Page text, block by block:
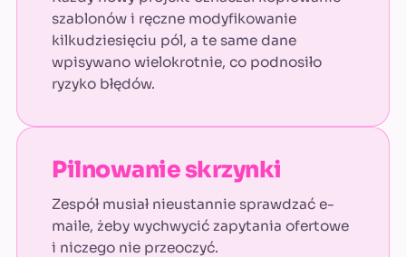
szablonów i ręczne modyfikowanie
kilkudziesięciu pól, a te same dane
wpisywano wielokrotnie, co podnosiło
ryzyko błędów.
Pilnowanie skrzynki
Zespół musiał nieustannie sprawdzać e-
maile, żeby wychwycić zapytania ofertowe
i niczego nie przeoczyć.